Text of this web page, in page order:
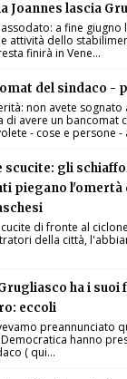
Joannes lascia
a fine giugno
attività dello
finirà in Vene...
del sindaco -
non avete sognato
di avere un bancomat
- cose e persone -
scucite: gli
piegano
di fronte al
della città,
ha i suoi
eccoli
preannunciato
hanno
( qui...